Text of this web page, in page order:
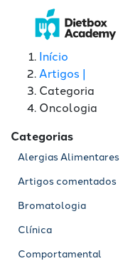
Início
Artigos |
Categoria
Oncologia
Categorias
Alergias Alimentares
Artigos comentados
Bromatologia
Clínica
Comportamental